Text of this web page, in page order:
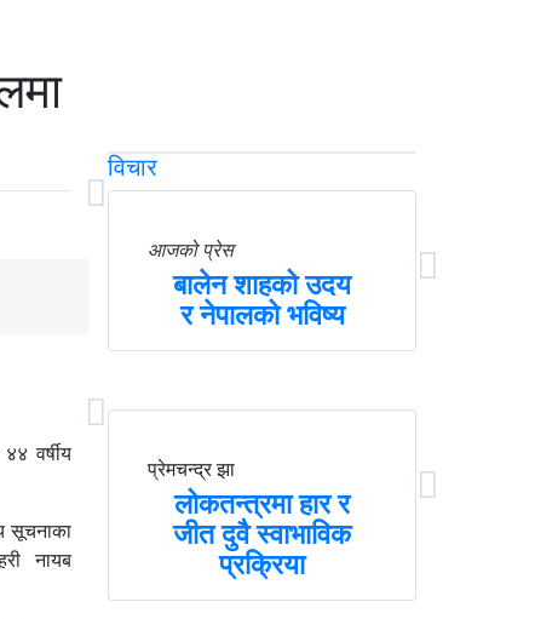
वर्षीय
सूचनाका
नायब
विचार
आजको प्रेस
बालेन शाहको उदय
र नेपालको भविष्य
प्रेमचन्द्र झा
लोकतन्त्रमा हार र
जीत दुवै स्वाभाविक
प्रक्रिया